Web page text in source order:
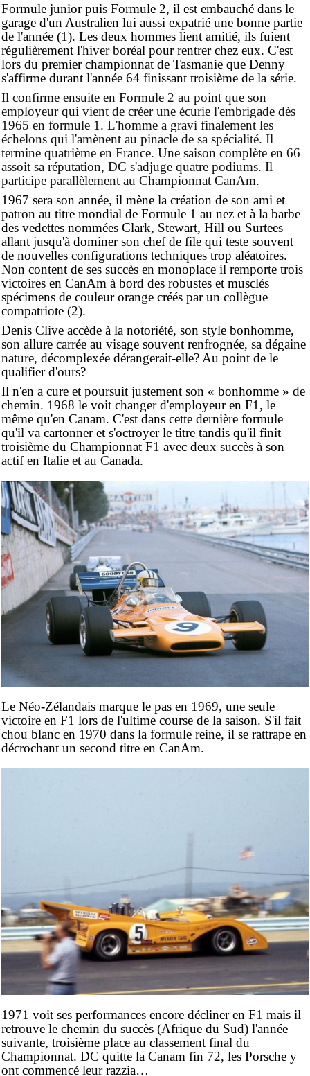
Formule junior puis Formule 2, il est embauché dans le
garage d'un Australien lui aussi expatrié une bonne partie
de l'année (1). Les deux hommes lient amitié, ils fuient
régulièrement l'hiver boréal pour rentrer chez eux. C'est
lors du premier championnat de Tasmanie que Denny
s'affirme durant l'année 64 finissant troisième de la série.
Il confirme ensuite en Formule 2 au point que son
employeur qui vient de créer une écurie l'embrigade dès
1965 en formule 1. L'homme a gravi finalement les
échelons qui l'amènent au pinacle de sa spécialité. Il
termine quatrième en France. Une saison complète en 66
assoit sa réputation, DC s'adjuge quatre podiums. Il
participe parallèlement au Championnat CanAm.
1967 sera son année, il mène la création de son ami et
patron au titre mondial de Formule 1 au nez et à la barbe
des vedettes nommées Clark, Stewart, Hill ou Surtees
allant jusqu'à dominer son chef de file qui teste souvent
de nouvelles configurations techniques trop aléatoires.
Non content de ses succès en monoplace il remporte trois
victoires en CanAm à bord des robustes et musclés
spécimens de couleur orange créés par un collègue
compatriote (2).
Denis Clive accède à la notoriété, son style bonhomme,
son allure carrée au visage souvent renfrognée, sa dégaine
nature, décomplexée dérangerait-elle? Au point de le
qualifier d'ours?
Il n'en a cure et poursuit justement son « bonhomme » de
chemin. 1968 le voit changer d'employeur en F1, le
même qu'en Canam. C'est dans cette dernière formule
qu'il va cartonner et s'octroyer le titre tandis qu'il finit
troisième du Championnat F1 avec deux succès à son
actif en Italie et au Canada.
Le Néo-Zélandais marque le pas en 1969, une seule
victoire en F1 lors de l'ultime course de la saison. S'il fait
chou blanc en 1970 dans la formule reine, il se rattrape en
décrochant un second titre en CanAm.
1971 voit ses performances encore décliner en F1 mais il
retrouve le chemin du succès (Afrique du Sud) l'année
suivante, troisième place au classement final du
Championnat. DC quitte la Canam fin 72, les Porsche y
ont commencé leur razzia…